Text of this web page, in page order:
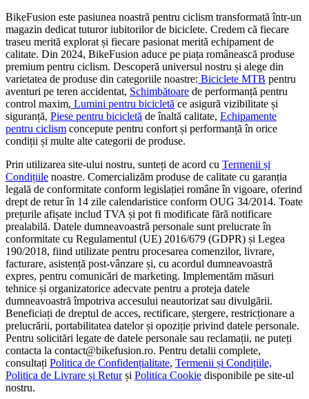
BikeFusion este pasiunea noastră pentru ciclism transformată într-un
magazin dedicat tuturor iubitorilor de biciclete. Credem că fiecare
traseu merită explorat și fiecare pasionat merită echipament de
calitate. Din 2024, BikeFusion aduce pe piața românească produse
premium pentru ciclism. Descoperă universul nostru și alege din
varietatea de produse din categoriile noastre: Biciclete MTB pentru
aventuri pe teren accidentat, Schimbătoare de performanță pentru
control maxim, Lumini pentru bicicletă ce asigură vizibilitate și
siguranță, Piese pentru bicicletă de înaltă calitate, Echipamente
pentru ciclism concepute pentru confort și performanță în orice
condiții și multe alte categorii de produse.
Prin utilizarea site-ului nostru, sunteți de acord cu Termenii și
Condițiile noastre. Comercializăm produse de calitate cu garanția
legală de conformitate conform legislației române în vigoare, oferind
drept de retur în 14 zile calendaristice conform OUG 34/2014. Toate
prețurile afișate includ TVA și pot fi modificate fără notificare
prealabilă. Datele dumneavoastră personale sunt prelucrate în
conformitate cu Regulamentul (UE) 2016/679 (GDPR) și Legea
190/2018, fiind utilizate pentru procesarea comenzilor, livrare,
facturare, asistență post-vânzare și, cu acordul dumneavoastră
expres, pentru comunicări de marketing. Implementăm măsuri
tehnice și organizatorice adecvate pentru a proteja datele
dumneavoastră împotriva accesului neautorizat sau divulgării.
Beneficiați de dreptul de acces, rectificare, ștergere, restricționare a
prelucrării, portabilitatea datelor și opoziție privind datele personale.
Pentru solicitări legate de datele personale sau reclamații, ne puteți
contacta la contact@bikefusion.ro. Pentru detalii complete,
consultați Politica de Confidențialitate, Termenii și Condițiile,
Politica de Livrare și Returși Politica Cookie disponibile pe site-ul
nostru.